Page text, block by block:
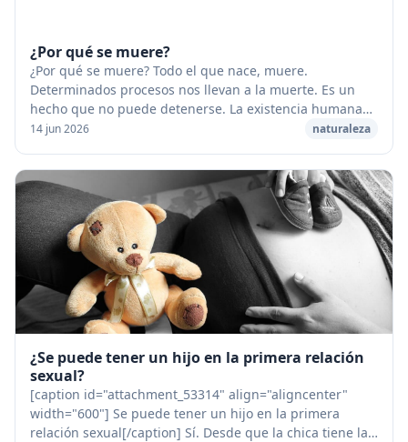
¿Por qué se muere?
¿Por qué se muere? Todo el que nace, muere.
Determinados procesos nos llevan a la muerte. Es un
hecho que no puede detenerse. La existencia humana
puede alargarse, pero inevitablemente nos volvemos
14 jun 2026 naturaleza
¿Se puede tener un hijo en la primera relación
sexual?
[caption id="attachment_53314" align="aligncenter"
width="600"] Se puede tener un hijo en la primera
relación sexual[/caption] Sí. Desde que la chica tiene la